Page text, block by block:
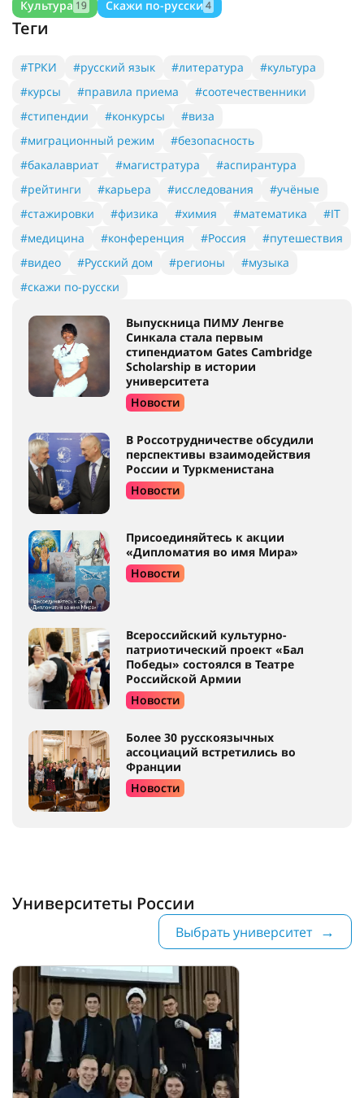
Культура 19 Скажи по-русски4
Теги
#ТРКИ #русский язык #литература
#культура
#курсы
#правила приема
#соотечественники
#стипендии
#конкурсы
#виза
#миграционный режим
#безопасность
#бакалавриат
#магистратура
#аспирантура
#рейтинги
#карьера #исследования
#учёные
#стажировки
#физика #химия #математика
#IT
#медицина
#конференция #Россия
#путешествия
#видео
#Русский дом #регионы
#музыка
#скажи по-русски
Выпускница ПИМУ Ленгве
Синкала стала первым
стипендиатом Gates Cambridge
Scholarship в истории
университета
Новости
В Россотрудничестве обсудили
перспективы взаимодействия
России и Туркменистана
Новости
Присоединяйтесь к акции
«Дипломатия во имя Мира»
Новости
Всероссийский культурно-
патриотический проект «Бал
Победы» состоялся в Театре
Российской Армии
Новости
Более 30 русскоязычных
ассоциаций встретились во
Франции
Новости
Университеты России
Выбрать университет